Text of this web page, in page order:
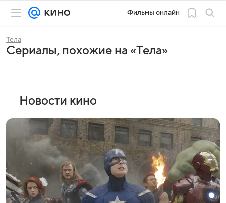
Фильмы онлайн
Тела
Сериалы, похожие на «Тела»
Новости кино